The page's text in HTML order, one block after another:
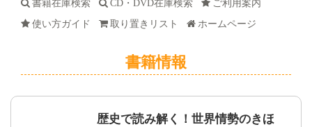
書籍在庫検索 CD・DVD在庫検索
ご利用案内
使い方ガイド
取り置きリスト ホームページ
書籍情報
歴史で読み解く！世界情勢のきほ